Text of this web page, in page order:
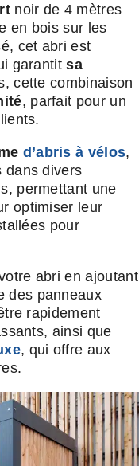
noir de 4 mètres
en bois sur les
cet abri est
garantitsa
cette combinaison
, parfait pour un
d’abris à vélos,
dans divers
permettant une
optimiser leur
pour
abri en ajoutant
des panneaux
rapidement
ainsi que
, qui offre aux